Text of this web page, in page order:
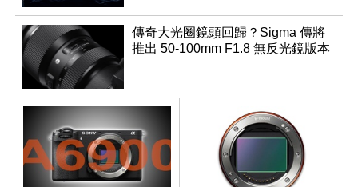
傳奇大光圈鏡頭回歸？Sigma 傳將
推出 50-100mm F1.8 無反光鏡版本